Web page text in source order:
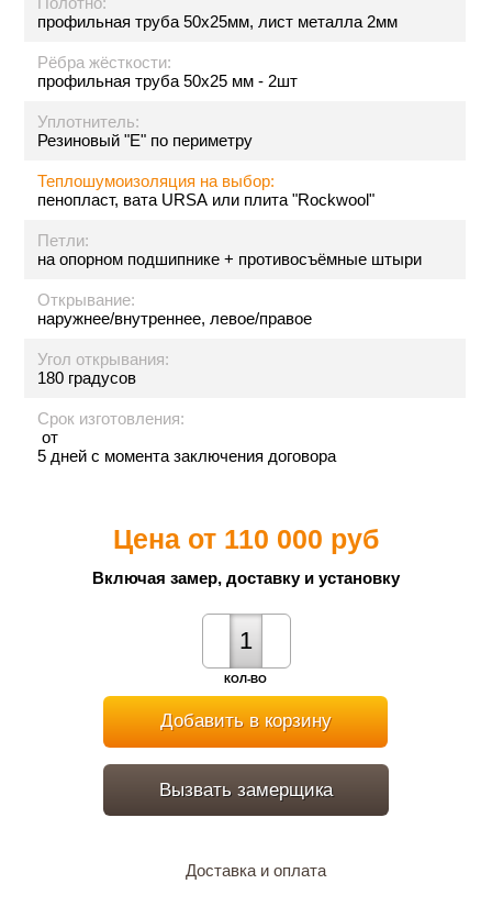
профильная труба 50х25мм, лист металла 2мм
Рёбра жёсткости:
профильная труба 50х25 мм - 2шт
Уплотнитель:
Резиновый "Е" по периметру
Теплошумоизоляция на выбор:
пенопласт, вата URSA или плита "Rockwool"
Петли:
на опорном подшипнике + противосъёмные штыри
Открывание:
наружнее/внутреннее, левое/правое
Угол открывания:
180 градусов
Срок изготовления:
от
5 дней с момента заключения договора
Цена от 110 000 руб
Включая замер, доставку и установку
КОЛ-ВО
Добавить в корзину
Вызвать замерщика
Доставка и оплата